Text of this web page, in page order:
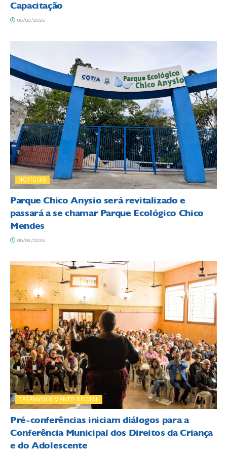
Capacitação
05/08/2026
NOTÍCIAS
Parque Chico Anysio será revitalizado e
passará a se chamar Parque Ecológico Chico
Mendes
05/08/2026
DESENVOLVIMENTO SOCIAL
Pré-conferências iniciam diálogos para a
Conferência Municipal dos Direitos da Criança
e do Adolescente